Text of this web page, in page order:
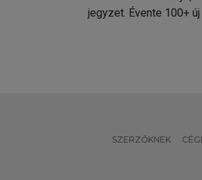
jegyzet. Évente 100+ új
SZERZŐKNEK